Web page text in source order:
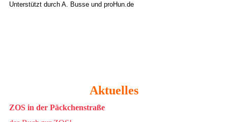
Unterstützt durch A. Busse und proHun.de
Aktuelles
ZOS in der Päckchenstraße